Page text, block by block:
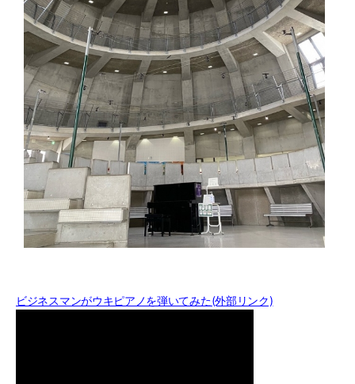
ビジネスマンがウキピアノを弾いてみた(外部リンク)